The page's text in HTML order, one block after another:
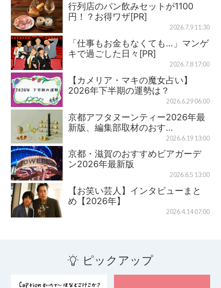
行列店のパン飲みセットが1100
円！？お得ワザ[PR]
2026.7.9 11:30
「仕事もお金もなくても…」マンゲ
キで過ごした日々[PR]
2026.7.8 17:00
【カメリア・マキの魔女占い】
2026年下半期の運勢は？
2026.6.29 06:00
京都アフタヌーンティー2026年最
新版、編集部取材のおす…
2026.6.19 13:00
京都・滋賀のおすすめビアガーデ
ン2026年最新版
2026.6.5 13:00
【お笑い芸人】インタビューまと
め【2026年】
2026.4.14 07:00
ピックアップ